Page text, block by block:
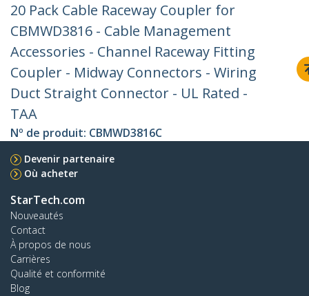
20 Pack Cable Raceway Coupler for
CBMWD3816 - Cable Management
Accessories - Channel Raceway Fitting
Coupler - Midway Connectors - Wiring
Duct Straight Connector - UL Rated -
TAA
Nº de produit: CBMWD3816C
Devenir partenaire
Où acheter
StarTech.com
Nouveautés
Contact
À propos de nous
Carrières
Qualité et conformité
Blog